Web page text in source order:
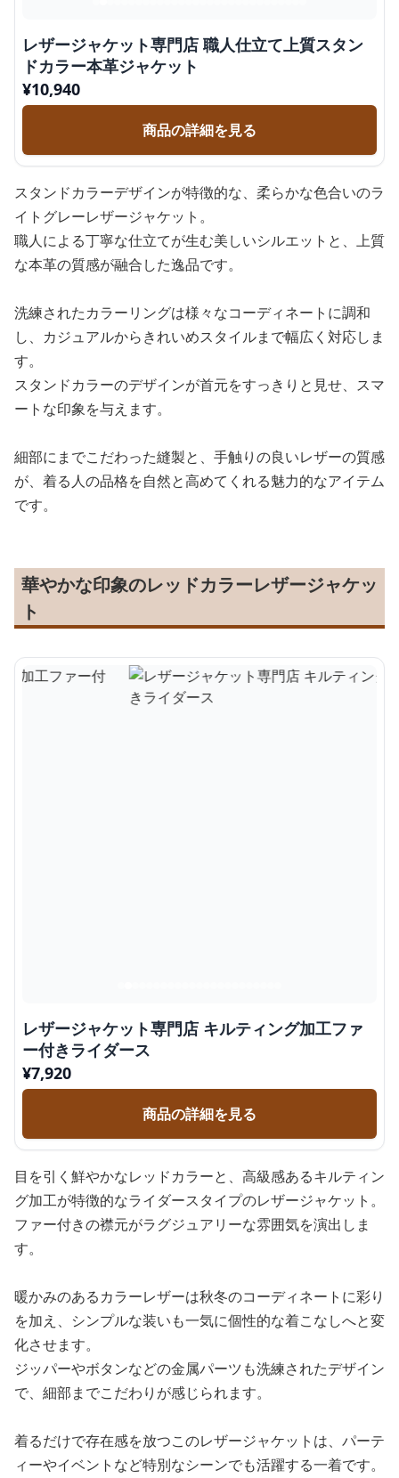
レザージャケット専門店 職人仕立て上質スタン
ドカラー本革ジャケット
¥10,940
商品の詳細を見る
スタンドカラーデザインが特徴的な、柔らかな色合いのラ
イトグレーレザージャケット。
職人による丁寧な仕立てが生む美しいシルエットと、上質
な本革の質感が融合した逸品です。
洗練されたカラーリングは様々なコーディネートに調和
し、カジュアルからきれいめスタイルまで幅広く対応しま
す。
スタンドカラーのデザインが首元をすっきりと見せ、スマ
ートな印象を与えます。
細部にまでこだわった縫製と、手触りの良いレザーの質感
が、着る人の品格を自然と高めてくれる魅力的なアイテム
です。
華やかな印象のレッドカラーレザージャケッ
ト
レザージャケット専門店 キルティング加工ファ
ー付きライダース
¥7,920
商品の詳細を見る
目を引く鮮やかなレッドカラーと、高級感あるキルティン
グ加工が特徴的なライダースタイプのレザージャケット。
ファー付きの襟元がラグジュアリーな雰囲気を演出しま
す。
暖かみのあるカラーレザーは秋冬のコーディネートに彩り
を加え、シンプルな装いも一気に個性的な着こなしへと変
化させます。
ジッパーやボタンなどの金属パーツも洗練されたデザイン
で、細部までこだわりが感じられます。
着るだけで存在感を放つこのレザージャケットは、パーテ
ィーやイベントなど特別なシーンでも活躍する一着です。